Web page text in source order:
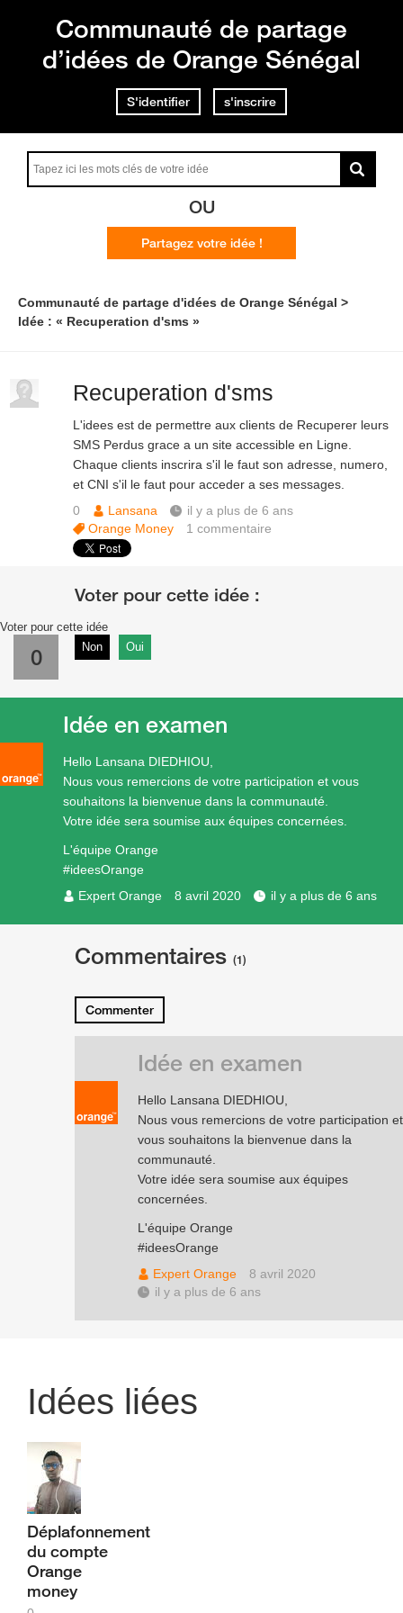
Communauté de partage
d’idées de Orange Sénégal
S'identifier s'inscrire
OU
Partagez votre idée !
Communauté de partage d'idées de Orange Sénégal
Idée : « Recuperation d'sms »
Recuperation d'sms
L'idees est de permettre aux clients de Recuperer leurs
SMS Perdus grace a un site accessible en Ligne.
Chaque clients inscrira s'il le faut son adresse, numero,
et CNI s'il le faut pour acceder a ses messages.
0
Lansana
il y a plus de 6 ans
Orange Money
1commentaire
Voter pour cette idée
0 Non Oui
Hello Lansana DIEDHIOU,
Nous vous remercions de votre participation et vous
souhaitons la bienvenue dans la communauté.
Votre idée sera soumise aux équipes concernées.
L'équipe Orange
#ideesOrange
Expert Orange
8 avril 2020 il y a plus de 6 ans
Idée en examen
Commentaires (1)
Commenter
Hello Lansana DIEDHIOU,
Nous vous remercions de votre participation et
vous souhaitons la bienvenue dans la
communauté.
Votre idée sera soumise aux équipes
concernées.
L'équipe Orange
#ideesOrange
Expert Orange
8 avril 2020
il y a plus de 6 ans
Idée en examen
Idées liées
Déplafonnement
du compte
Orange
money